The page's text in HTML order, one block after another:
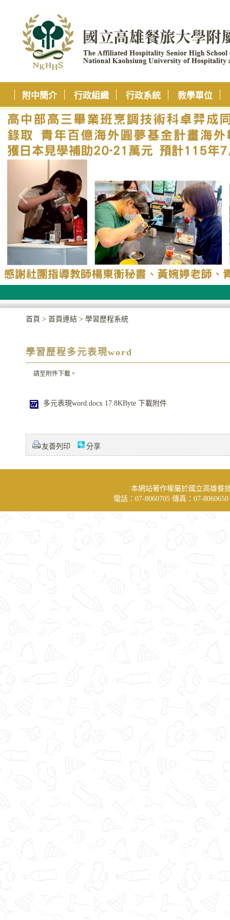
附中簡介 行政組織 行政系統 教學單位
首頁 > 首頁連結 > 學習歷程系統
學習歷程多元表現word
請至附件下載。
多元表現word.docx 17.8KByte 下載附件
友善列印 分享
本網站著作權屬於國立高雄餐
電話：07-8060705 傳真：07-